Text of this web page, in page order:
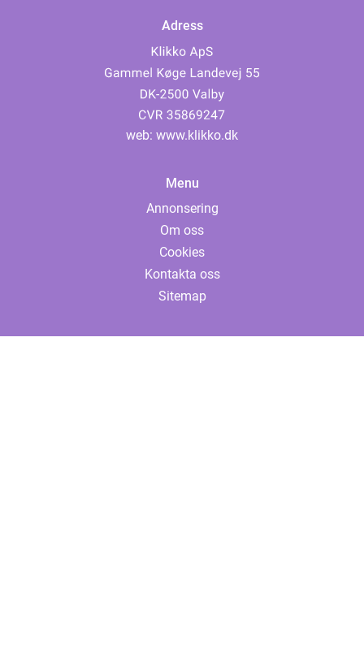
Adress
web: www.klikko.dk
Menu
Annonsering
Om oss
Cookies
Kontakta oss
Sitemap